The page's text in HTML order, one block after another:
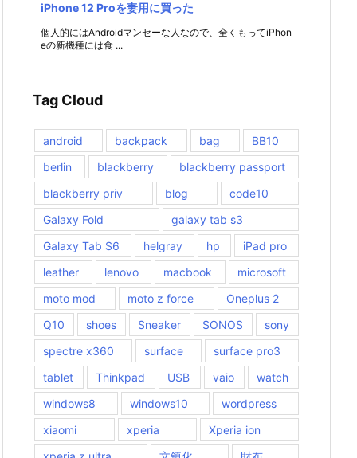
iPhone 12 Proを妻用に買った
個人的にはAndroidマンセーな人なので、全くもってiPhon
eの新機種には食 ...
Tag Cloud
android backpack bag
BB10
berlin
blackberry
blackberry passport
blackberry priv
blog
code10
Galaxy Fold
galaxy tab s3
Galaxy Tab S6
helgray hp
iPad pro
leather
lenovo macbook
microsoft
moto mod
moto z force
Oneplus 2
Q10
shoes Sneaker SONOS
sony
spectre x360
surface
surface pro3
tablet
Thinkpad USB vaio
watch
windows8
windows10
wordpress
xiaomi
xperia
Xperia ion